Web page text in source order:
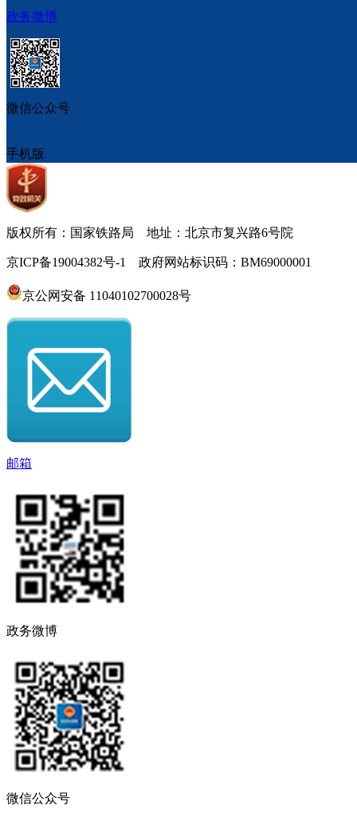
政务微博
微信公众号
手机版
版权所有：国家铁路局 地址：北京市复兴路6号院
京ICP备19004382号-1 政府网站标识码：BM69000001
京公网安备 11040102700028号
邮箱
政务微博
微信公众号